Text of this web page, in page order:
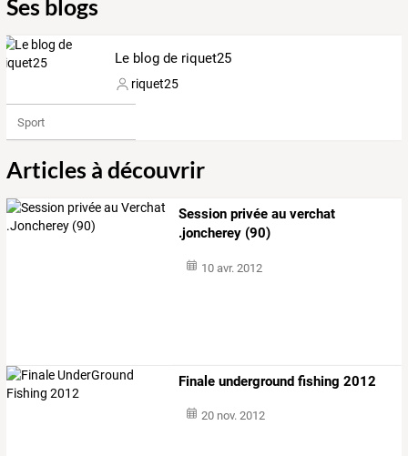
Ses blogs
Le blog de riquet25
riquet25
Sport
Articles à découvrir
Session privée au verchat
.joncherey (90)
10 avr. 2012
Finale underground fishing 2012
20 nov. 2012